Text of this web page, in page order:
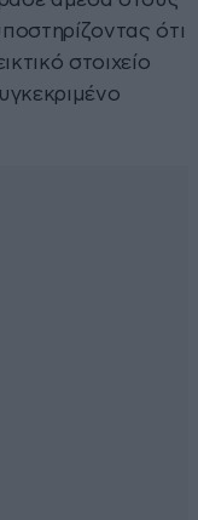
ότι
στοιχείο